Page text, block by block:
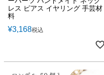
レス ピアス イヤリング 手芸材
料
¥3,168税込